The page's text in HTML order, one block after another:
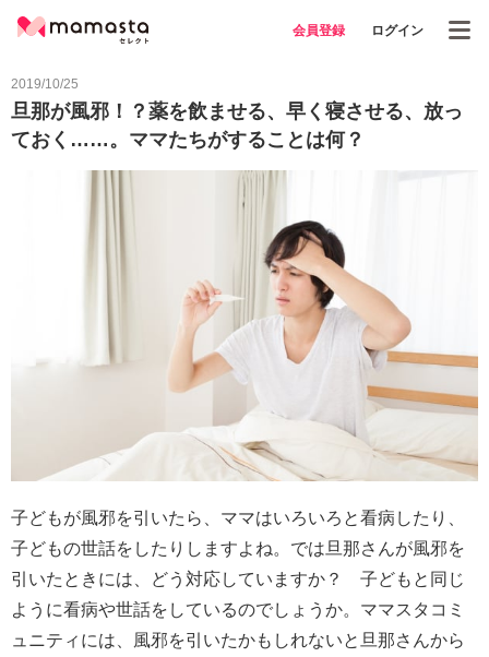
会員登録 ログイン
2019/10/25
旦那が風邪！？薬を飲ませる、早く寝させる、放っ
ておく……。ママたちがすることは何？
子どもが風邪を引いたら、ママはいろいろと看病したり、
子どもの世話をしたりしますよね。では旦那さんが風邪を
引いたときには、どう対応していますか？ 子どもと同じ
ように看病や世話をしているのでしょうか。ママスタコミ
ュニティには、風邪を引いたかもしれないと旦那さんから